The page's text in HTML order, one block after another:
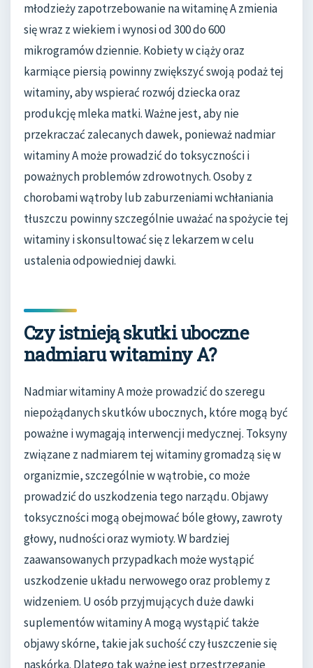
młodzieży zapotrzebowanie na witaminę A zmienia
się wraz z wiekiem i wynosi od 300 do 600
mikrogramów dziennie. Kobiety w ciąży oraz
karmiące piersią powinny zwiększyć swoją podaż tej
witaminy, aby wspierać rozwój dziecka oraz
produkcję mleka matki. Ważne jest, aby nie
przekraczać zalecanych dawek, ponieważ nadmiar
witaminy A może prowadzić do toksyczności i
poważnych problemów zdrowotnych. Osoby z
chorobami wątroby lub zaburzeniami wchłaniania
tłuszczu powinny szczególnie uważać na spożycie tej
witaminy i skonsultować się z lekarzem w celu
ustalenia odpowiedniej dawki.
Czy istnieją skutki uboczne
nadmiaru witaminy A?
Nadmiar witaminy A może prowadzić do szeregu
niepożądanych skutków ubocznych, które mogą być
poważne i wymagają interwencji medycznej. Toksyny
związane z nadmiarem tej witaminy gromadzą się w
organizmie, szczególnie w wątrobie, co może
prowadzić do uszkodzenia tego narządu. Objawy
toksyczności mogą obejmować bóle głowy, zawroty
głowy, nudności oraz wymioty. W bardziej
zaawansowanych przypadkach może wystąpić
uszkodzenie układu nerwowego oraz problemy z
widzeniem. U osób przyjmujących duże dawki
suplementów witaminy A mogą wystąpić także
objawy skórne, takie jak suchość czy łuszczenie się
naskórka. Dlatego tak ważne jest przestrzeganie